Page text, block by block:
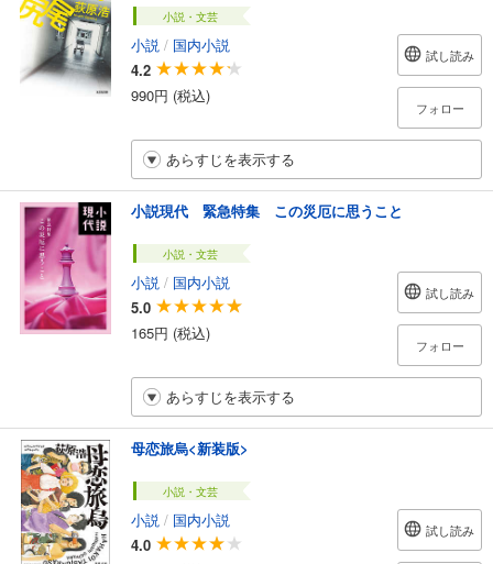
小説・文芸
小説 / 国内小説
4.2
990円 (税込)
試し読み
フォロー
あらすじを表示する
小説現代 緊急特集 この災厄に思うこと
小説・文芸
小説 / 国内小説
5.0
165円 (税込)
試し読み
フォロー
あらすじを表示する
母恋旅烏<新装版>
小説・文芸
小説 / 国内小説
4.0
試し読み